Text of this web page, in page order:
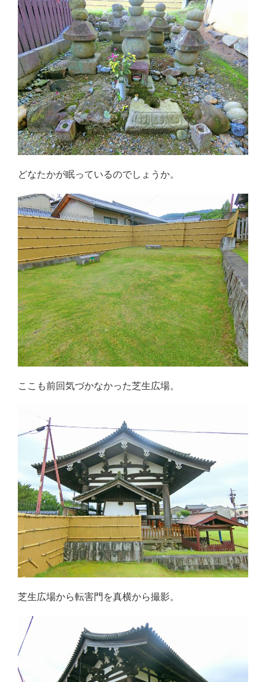
どなたかが眠っているのでしょうか。
ここも前回気づかなかった芝生広場。
芝生広場から転害門を真横から撮影。